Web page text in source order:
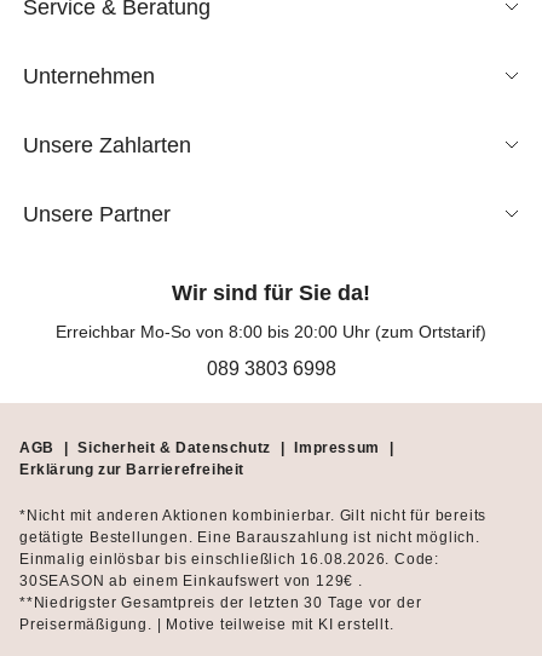
Service & Beratung
Unternehmen
Unsere Zahlarten
Unsere Partner
Wir sind für Sie da!
Erreichbar Mo-So von 8:00 bis 20:00 Uhr (zum Ortstarif)
089 3803 6998
AGB Sicherheit & Datenschutz Impressum
Erklärung zur Barrierefreiheit
*Nicht mit anderen Aktionen kombinierbar. Gilt nicht für bereits
getätigte Bestellungen. Eine Barauszahlung ist nicht möglich.
Einmalig einlösbar bis einschließlich 16.08.2026. Code:
30SEASON ab einem Einkaufswert von 129€ .
**Niedrigster Gesamtpreis der letzten 30 Tage vor der
Preisermäßigung. | Motive teilweise mit KI erstellt.